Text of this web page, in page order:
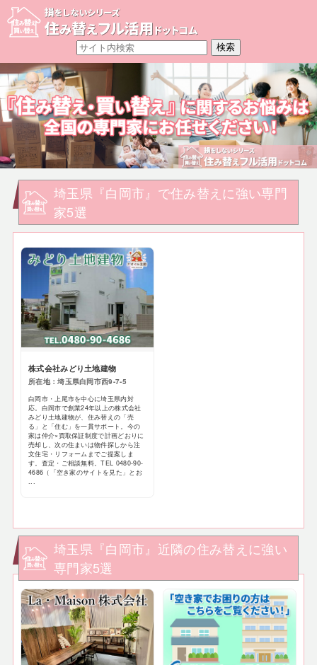
埼玉県『白岡市』で住み替えに強い専門
家5選
株式会社みどり土地建物
所在地：埼玉県白岡市西9-7-5
白岡市・上尾市を中心に埼玉県内対
応。白岡市で創業24年以上の株式会社
みどり土地建物が、住み替えの「売
る」と「住む」を一貫サポート。今の
家は仲介×買取保証制度で計画どおりに
売却し、次の住まいは物件探しから注
文住宅・リフォームまでご提案しま
す。査定・ご相談無料。TEL 0480-90-
4686（「空き家のサイトを見た」とお
...
埼玉県『白岡市』近隣の住み替えに強い
専門家5選